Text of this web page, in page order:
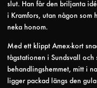
slut. Han får den briljanta
i Kramfors, utan någon som
neka honom.
Med ett klippt Amex-kort
tågstationen i Sundsvall och
behandlingshemmet, mitt i
ligger packad längs den